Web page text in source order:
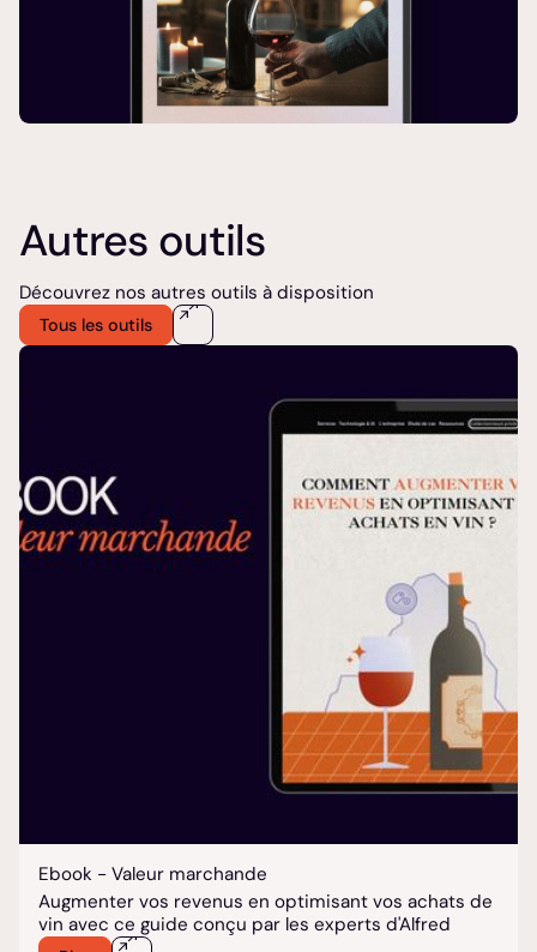
Autres outils
Découvrez nos autres outils à disposition
Tous les outils
Ebook - Valeur marchande
Augmenter vos revenus en optimisant vos achats de
vin avec ce guide conçu par les experts d'Alfred